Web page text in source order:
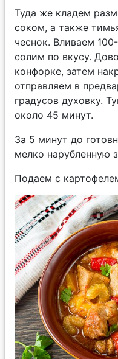
Туда же кладем
соком, а также
чеснок. Вливаем
солим по вкусу.
конфорке, затем
отправляем в
градусов духовку.
около 45 минут.
За 5 минут до
мелко нарубленную
Подаем с